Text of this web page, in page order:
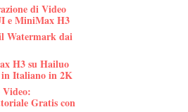
di Video
e MiniMax H3
Watermark dai
H3 su Hailuo
Italiano in 2K
Gratis con